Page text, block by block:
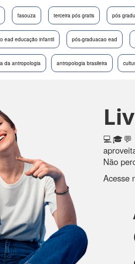
fasouza terceira pós gratis pós
ead educação infantil pós-graduacao ead
da antropologia antropologia brasileira
💻🎓💬
Não
Acesse